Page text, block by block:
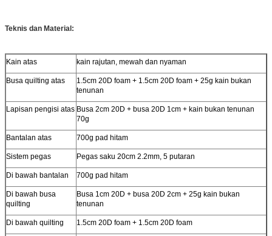
Teknis dan Material:
Kain atas kain rajutan, mewah dan nyaman
Busa quilting atas
1.5cm 20D foam + 1.5cm 20D foam + 25g kain bukan
tenunan
Lapisan pengisi atas Busa 2cm 20D + busa 20D 1cm + kain bukan tenunan
70g
Bantalan atas 700g pad hitam
Sistem pegas Pegas saku 20cm 2.2mm, 5 putaran
Di bawah bantalan 700g pad hitam
Di bawah busa
quilting
Busa 1cm 20D + busa 20D 2cm + 25g kain bukan
tenunan
Di bawah quilting 1.5cm 20D foam + 1.5cm 20D foam